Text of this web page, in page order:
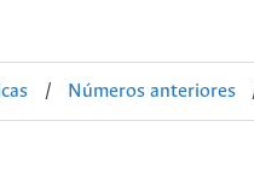
/ Números anteriores